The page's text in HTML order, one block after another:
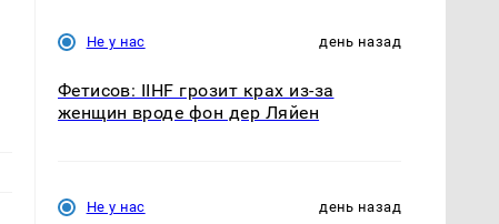
Не у нас день назад
Фетисов: IIHF грозит крах из-за
женщин вроде фон дер Ляйен
Не у нас день назад